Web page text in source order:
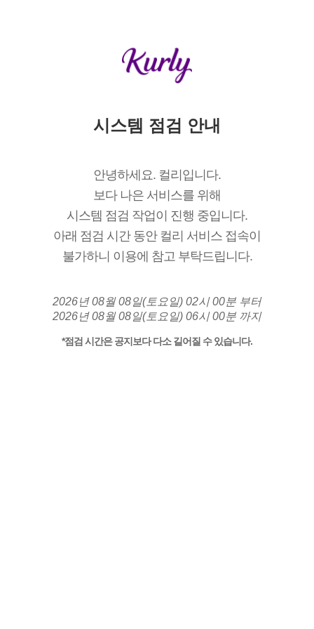
시스템 점검 안내
안녕하세요. 컬리입니다.
보다 나은 서비스를 위해
시스템 점검 작업이 진행 중입니다.
아래 점검 시간 동안 컬리 서비스 접속이
불가하니 이용에 참고 부탁드립니다.
2026년 08월 08일(토요일) 02시 00분 부터
2026년 08월 08일(토요일) 06시 00분 까지
*점검 시간은 공지보다 다소 길어질 수 있습니다.